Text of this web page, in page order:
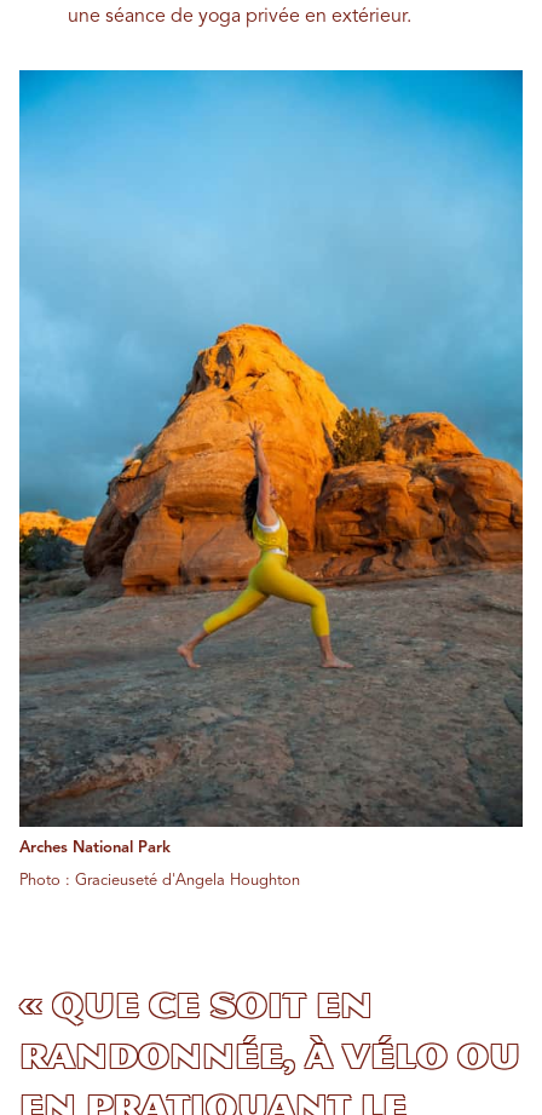
une séance de yoga privée en extérieur.
Arches National Park
Photo : Gracieuseté d'Angela Houghton
« Que ce soit en
randonnée, à vélo ou
en pratiquant le